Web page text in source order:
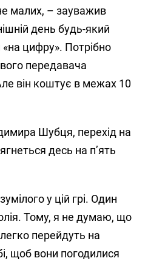
малих, – зауважив
день будь-який
цифру». Потрібно
передавача
він коштує в межах 10
Шубця, перехід на
десь на п’ять
у цій грі. Один
Тому, я не думаю, що
перейдуть на
щоб вони погодилися